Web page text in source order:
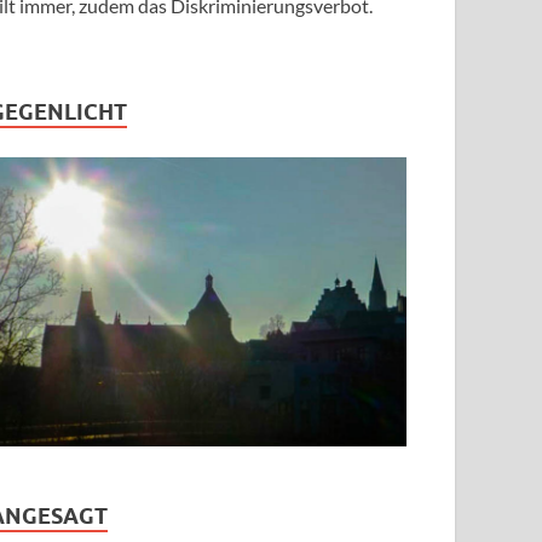
immer, zudem das Diskriminierungsverbot.